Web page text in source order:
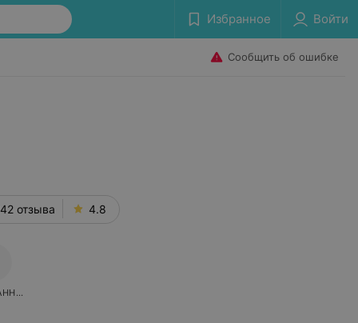
Избранное Войти
Сообщить об ошибке
отзыва 4.8